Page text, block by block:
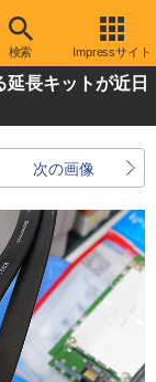
検索 Impressサイト
長キットが近日
次の画像